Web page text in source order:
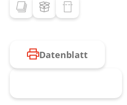
Datenblatt